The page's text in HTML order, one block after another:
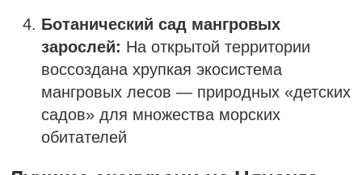
Ботанический сад мангровых
зарослей: На открытой территории
воссоздана хрупкая экосистема
мангровых лесов — природных «детских
садов» для множества морских
обитателей